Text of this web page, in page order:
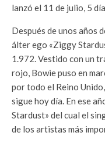
lanzó el 11 de julio, 5
Después de unos años
álter ego «Ziggy
1.972. Vestido con un
rojo, Bowie puso en
por todo el Reino
sigue hoy día. En ese
Stardust» del cual el
de los artistas más